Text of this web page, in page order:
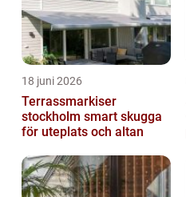
18 juni 2026
Terrassmarkiser
stockholm smart skugga
för uteplats och altan